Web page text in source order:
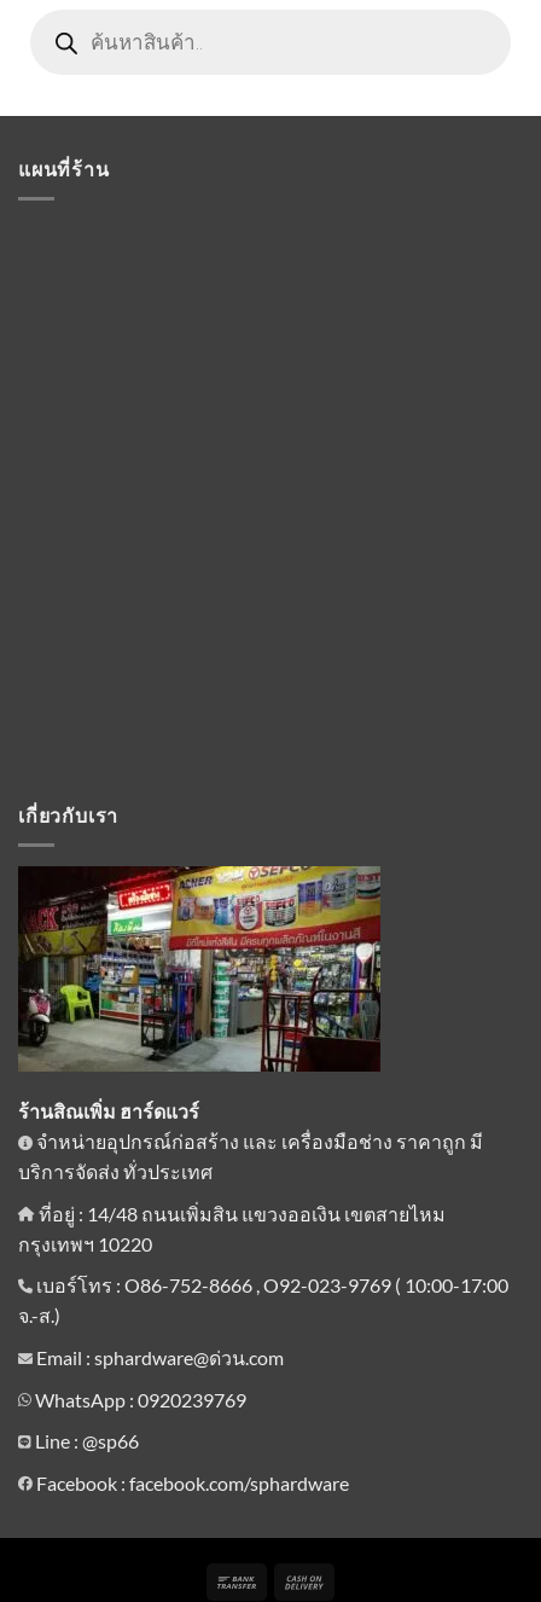
search
แผนที่ร้าน
เกี่ยวกับเรา
ร้านสิณเพิ่ม ฮาร์ดแวร์
จำหน่ายอุปกรณ์ก่อสร้าง และ เครื่องมือช่าง ราคาถูก มี
บริการจัดส่ง ทั่วประเทศ
ที่อยู่ : 14/48 ถนนเพิ่มสิน แขวงออเงิน เขตสายไหม
กรุงเทพฯ 10220
เบอร์โทร : O86-752-8666 , O92-023-9769 ( 10:00-17:00
จ.-ส.)
Email : sphardware@ด่วน.com
WhatsApp : 0920239769
Line : @sp66
Facebook : facebook.com/sphardware
Bank